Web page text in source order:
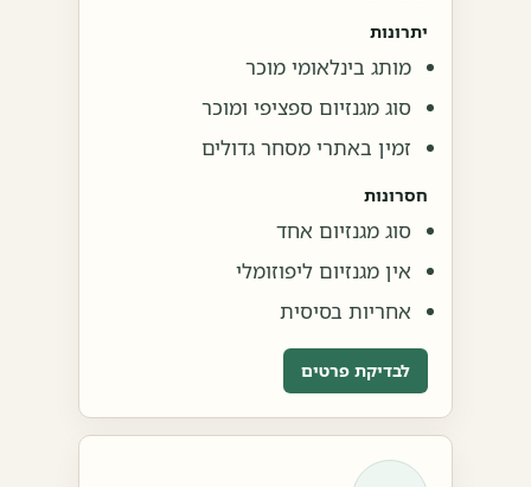
יתרונות
מותג בינלאומי מוכר
סוג מגנזיום ספציפי ומוכר
זמין באתרי מסחר גדולים
חסרונות
סוג מגנזיום אחד
אין מגנזיום ליפוזומלי
אחריות בסיסית
לבדיקת פרטים